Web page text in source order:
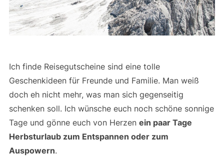
Ich finde Reisegutscheine sind eine tolle
Geschenkideen für Freunde und Familie. Man weiß
doch eh nicht mehr, was man sich gegenseitig
schenken soll. Ich wünsche euch noch schöne sonnige
Tage und gönne euch von Herzen ein paar Tage
Herbsturlaub zum Entspannen oder zum
Auspowern.